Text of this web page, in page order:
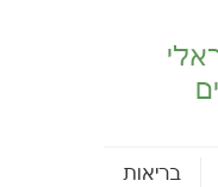
בריאות